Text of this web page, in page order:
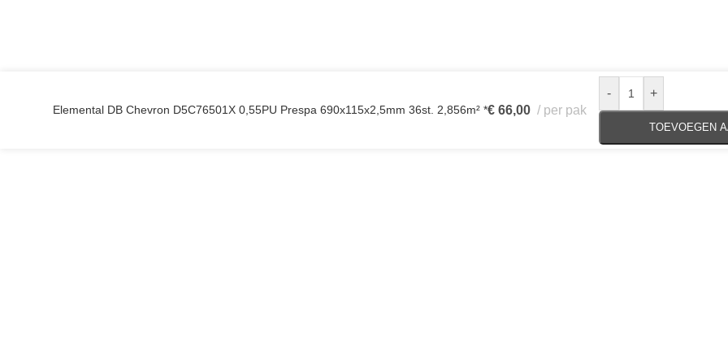
Elemental DB Chevron D5C76501X 0,55PU Prespa 690x115x2,5mm 36st. 2,856m² *€ 66,00 per pak
- +
TOEVOEGEN